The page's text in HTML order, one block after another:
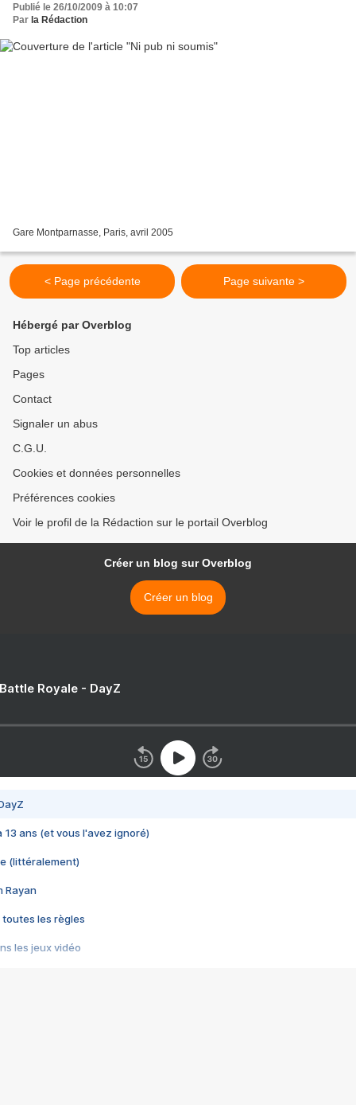
Publié le 26/10/2009 à 10:07
Par la Rédaction
Gare Montparnasse, Paris, avril 2005
< Page précédente Page suivante >
Hébergé par Overblog
Top articles
Pages
Contact
Signaler un abus
C.G.U.
Cookies et données personnelles
Préférences cookies
Voir le profil de la Rédaction sur le portail Overblog
Créer un blog sur Overblog
Créer un blog
Royale - DayZ
13 ans (et vous l'avez ignoré)
(littéralement)
Rayan
toutes les règles
les jeux vidéo